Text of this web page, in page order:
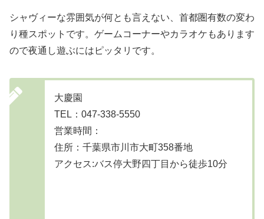
シャヴィーな雰囲気が何とも言えない、首都圏有数の変わ
り種スポットです。ゲームコーナーやカラオケもあります
ので夜通し遊ぶにはピッタリです。
大慶園
TEL：047-338-5550
営業時間：
住所：千葉県市川市大町358番地
アクセス:バス停大野四丁目から徒歩10分